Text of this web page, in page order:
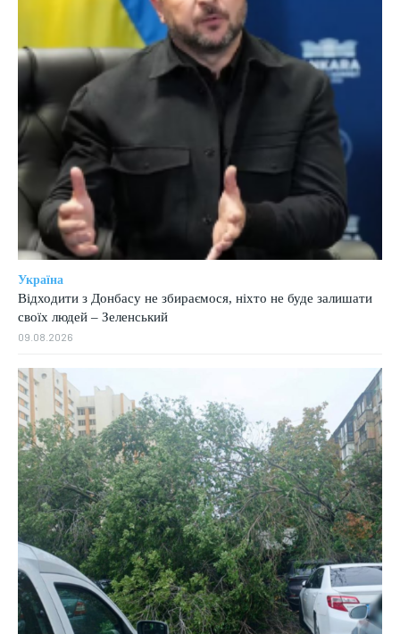
Україна
Відходити з Донбасу не збираємося, ніхто не буде залишати
своїх людей – Зеленський
09.08.2026